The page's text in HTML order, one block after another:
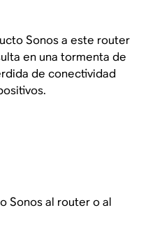
Sonos a este router
en una tormenta de
de conectividad
Sonos al router o al